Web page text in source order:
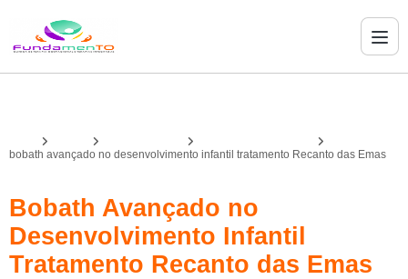
bobath avançado no desenvolvimento infantil tratamento Recanto das Emas
Bobath Avançado no
Desenvolvimento Infantil
Tratamento Recanto das Emas